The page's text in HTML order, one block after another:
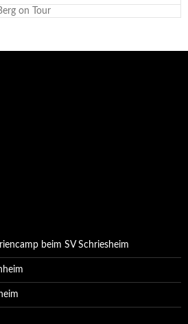
on Tour
beim SV Schriesheim